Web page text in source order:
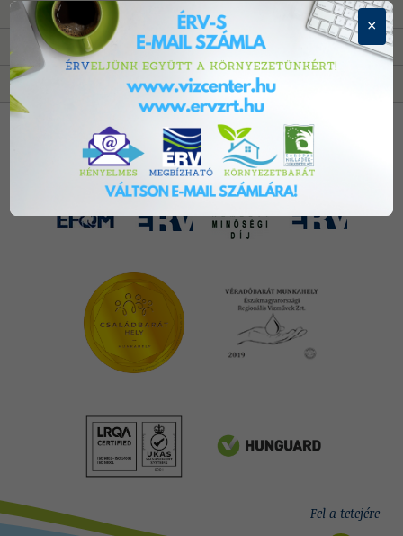
HIBAELHÁRÍTÁS
PÁLYÁZATOK
A VÍZRŐL
×